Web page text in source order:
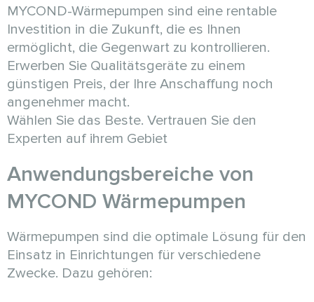
MYCOND-Wärmepumpen sind eine rentable
Investition in die Zukunft, die es Ihnen
ermöglicht, die Gegenwart zu kontrollieren.
Erwerben Sie Qualitätsgeräte zu einem
günstigen Preis, der Ihre Anschaffung noch
angenehmer macht.
Wählen Sie das Beste. Vertrauen Sie den
Experten auf ihrem Gebiet
Anwendungsbereiche von
MYCOND Wärmepumpen
Wärmepumpen sind die optimale Lösung für den
Einsatz in Einrichtungen für verschiedene
Zwecke. Dazu gehören: